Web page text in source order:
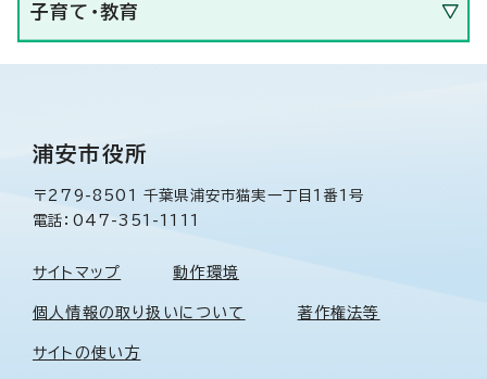
子育て・教育
浦安市役所
〒279-8501 千葉県浦安市猫実一丁目1番1号
電話：047-351-1111
サイトマップ 動作環境
個人情報の取り扱いについて 著作権法等
サイトの使い方